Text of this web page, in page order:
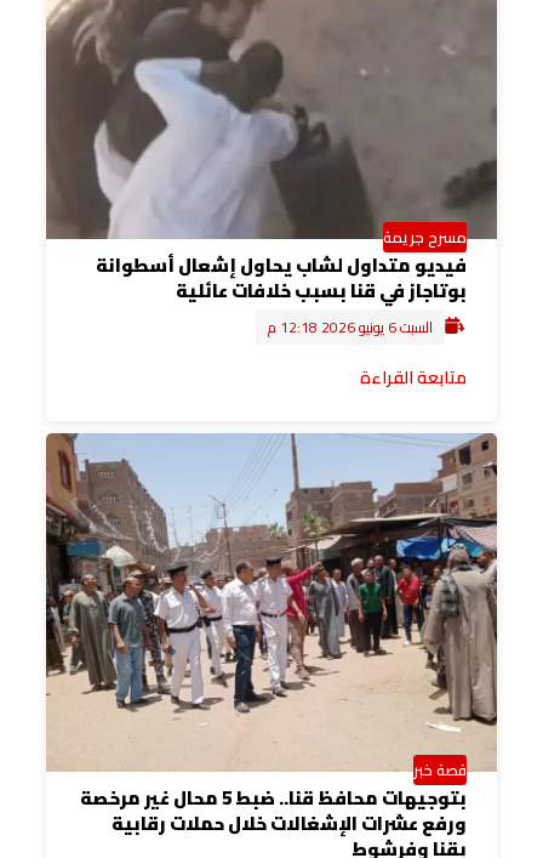
مسرح جريمة
فيديو متداول لشاب يحاول إشعال أسطوانة
بوتاجاز في قنا بسبب خلافات عائلية
السبت 6 يونيو 2026 12:18 م
متابعة القراءة
قصة خبر
بتوجيهات محافظ قنا.. ضبط 5 محال غير مرخصة
ورفع عشرات الإشغالات خلال حملات رقابية
بقنا وفرشوط